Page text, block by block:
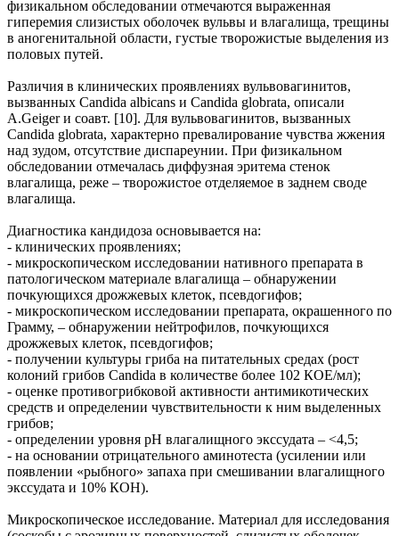
физикальном обследовании отмечаются выраженная
гиперемия слизистых оболочек вульвы и влагалища, трещины
в аногенитальной области, густые творожистые выделения из
половых путей.
Различия в клинических проявлениях вульвовагинитов,
вызванных Candida albicans и Candida globrata, описали
A.Geiger и соавт. [10]. Для вульвовагинитов, вызванных
Candida globrata, характерно превалирование чувства жжения
над зудом, отсутствие диспареунии. При физикальном
обследовании отмечалась диффузная эритема стенок
влагалища, реже – творожистое отделяемое в заднем своде
влагалища.
Диагностика кандидоза основывается на:
- клинических проявлениях;
- микроскопическом исследовании нативного препарата в
патологическом материале влагалища – обнаружении
почкующихся дрожжевых клеток, псевдогифов;
- микроскопическом исследовании препарата, окрашенного по
Грамму, – обнаружении нейтрофилов, почкующихся
дрожжевых клеток, псевдогифов;
- получении культуры гриба на питательных средах (рост
колоний грибов Candida в количестве более 102 КОЕ/мл);
- оценке противогрибковой активности антимикотических
средств и определении чувствительности к ним выделенных
грибов;
- определении уровня рН влагалищного экссудата – <4,5;
- на основании отрицательного аминотеста (усилении или
появлении «рыбного» запаха при смешивании влагалищного
экссудата и 10% КОН).
Микроскопическое исследование. Материал для исследования